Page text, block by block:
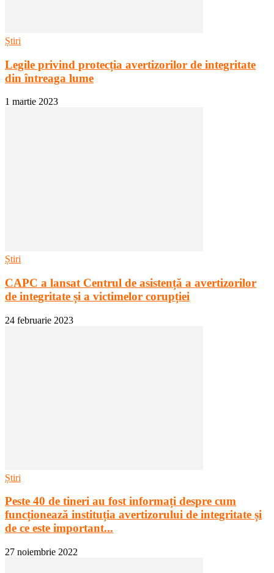
Știri
Legile privind protecția avertizorilor de integritate
din întreaga lume
1 martie 2023
Știri
CAPC a lansat Centrul de asistență a avertizorilor
de integritate și a victimelor corupției
24 februarie 2023
Știri
Peste 40 de tineri au fost informați despre cum
funcționează instituția avertizorului de integritate și
de ce este important...
27 noiembrie 2022